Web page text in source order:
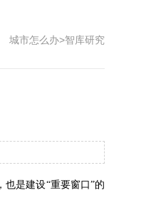
城市怎么办>智库研究
是建设“重要窗口”的